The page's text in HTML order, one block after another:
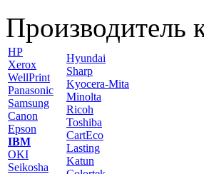
Производитель
HP
Xerox
WellPrint
Panasonic
Samsung
Canon
Epson
IBM
OKI
Seikosha
Hyundai
Sharp
Kyocera-Mita
Minolta
Ricoh
Toshiba
CartEco
Lasting
Katun